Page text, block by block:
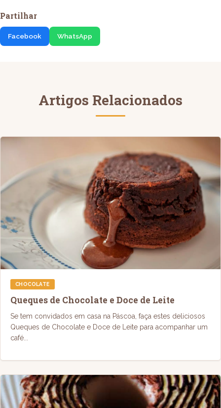
Partilhar
Facebook WhatsApp
Artigos Relacionados
CHOCOLATE
Queques de Chocolate e Doce de Leite
Se tem convidados em casa na Páscoa, faça estes deliciosos
Queques de Chocolate e Doce de Leite para acompanhar um
café...